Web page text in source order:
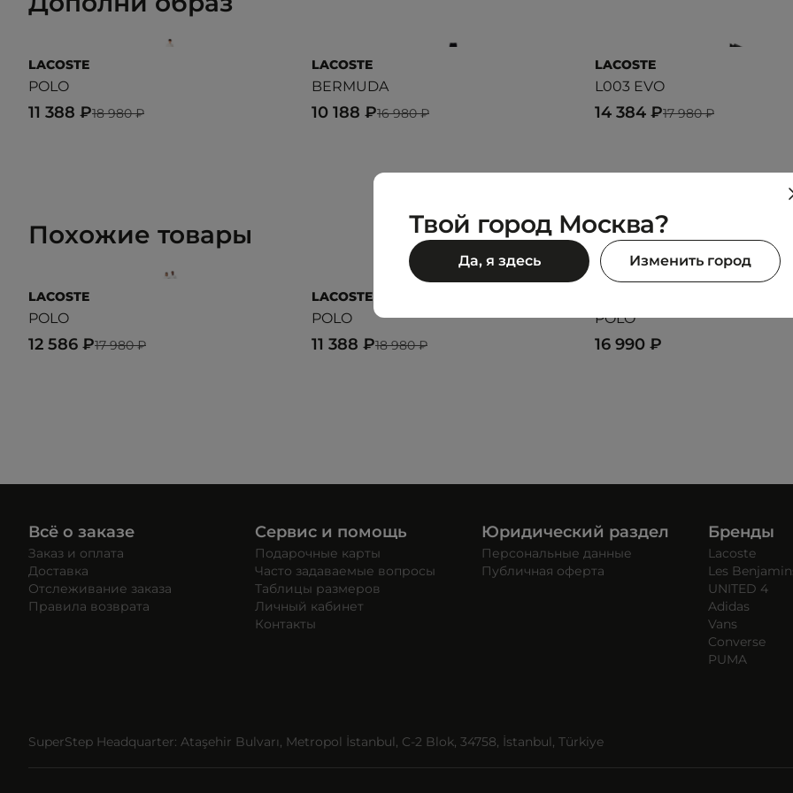
LACOSTE
POLO
18 980 ₽
11 388 ₽
LACOSTE
BERMUDA
16 980 ₽
10 188 ₽
LACOSTE
L003 EVO
17 980 ₽
14 384 ₽
Похожие товары
LACOSTE
POLO
17 980 ₽
12 586 ₽
LACOSTE
POLO
18 980 ₽
11 388 ₽
POLO
16 990 ₽
Всё о заказе
Заказ и оплата
Доставка
Отслеживание заказа
Правила возврата
Сервис и помощь
Подарочные карты
Часто задаваемые вопросы
Таблицы размеров
Личный кабинет
Контакты
Юридический раздел
Персональные данные
Публичная оферта
Бренды
Lacoste
Les
UNITED 4
Adidas
Vans
Converse
PUMA
SuperStep Headquarter: Ataşehir Bulvarı, Metropol İstanbul, C-2 Blok, 34758, İstanbul, Türkiye
Твой город Москва?
Да, я здесь Изменить город